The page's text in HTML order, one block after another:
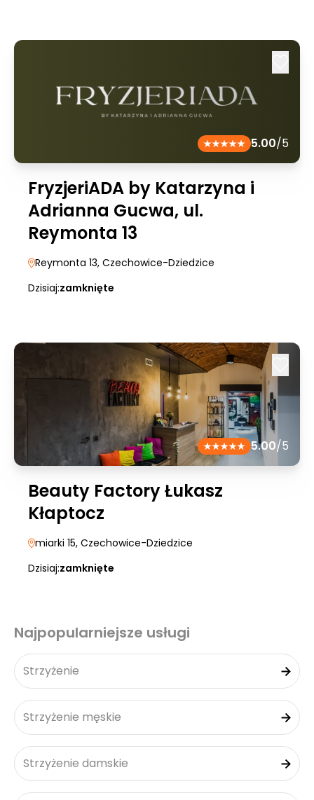
5.00/5
FryzjeriADA by Katarzyna i
Adrianna Gucwa, ul.
Reymonta 13
Reymonta 13, Czechowice-Dziedzice
Dzisiaj:zamknięte
5.00/5
Beauty Factory Łukasz
Kłaptocz
miarki 15, Czechowice-Dziedzice
Dzisiaj:zamknięte
Najpopularniejsze usługi
Strzyżenie
Strzyżenie męskie
Strzyżenie damskie